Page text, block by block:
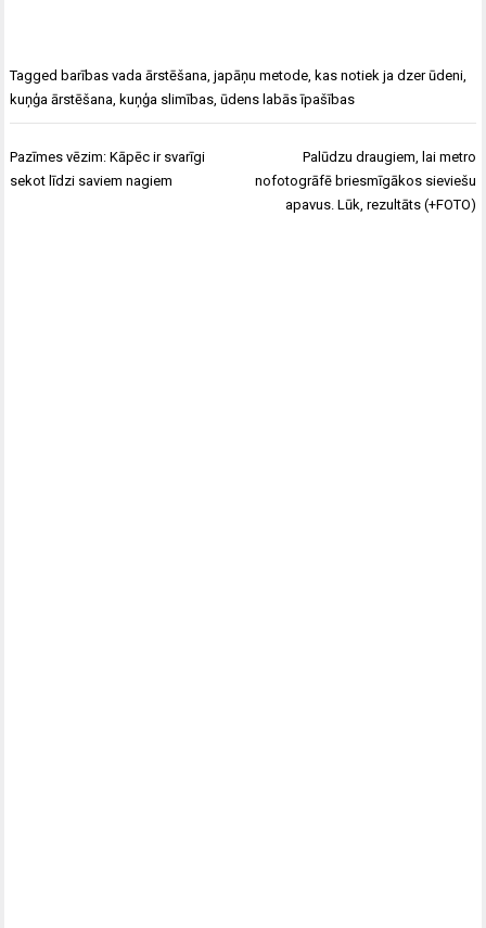
Tagged barības vada ārstēšana,japāņu metode, kas notiek ja dzer ūdeni,
kuņģa ārstēšana, kuņģa slimības,ūdens labās īpašības
Ziņu
izvēlne
Pazīmes vēzim: Kāpēc ir svarīgi
sekot līdzi saviem nagiem
Palūdzu draugiem, lai metro
nofotogrāfē briesmīgākos sieviešu
apavus. Lūk, rezultāts (+FOTO)